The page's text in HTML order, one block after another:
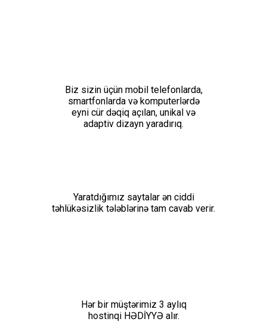
Biz sizin üçün mobil telefonlarda,
smartfonlarda və komputerlərdə
eyni cür dəqiq açılan, unikal və
adaptiv dizayn yaradırıq.
Yaratdığımız saytalar ən ciddi
təhlükəsizlik tələblərinə tam cavab verir.
Hər bir müştərimiz 3 aylıq
hostinqi HƏDİYYƏ alır.